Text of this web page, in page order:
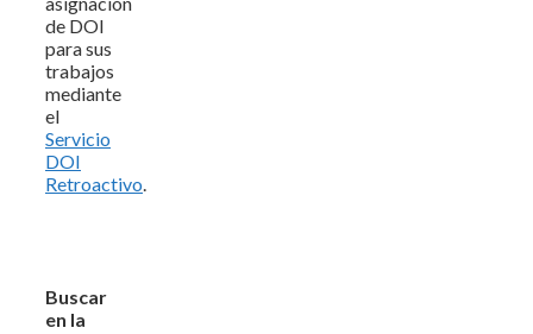
de DOI
para sus
trabajos
mediante
el
Servicio
DOI
Retroactivo.
Buscar
en la